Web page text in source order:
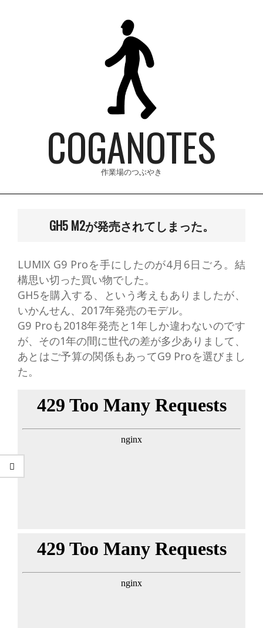
COGANOTES
作業場のつぶやき
GH5 M2が発売されてしまった。
LUMIX G9 Proを手にしたのが4月6日ごろ。結
構思い切った買い物でした。
GH5を購入する、という考えもありましたが、
いかんせん、2017年発売のモデル。
G9 Proも2018年発売と1年しか違わないのです
が、その1年の間に世代の差が多少ありまして、
あとはご予算の関係もあってG9 Proを選びまし
た。